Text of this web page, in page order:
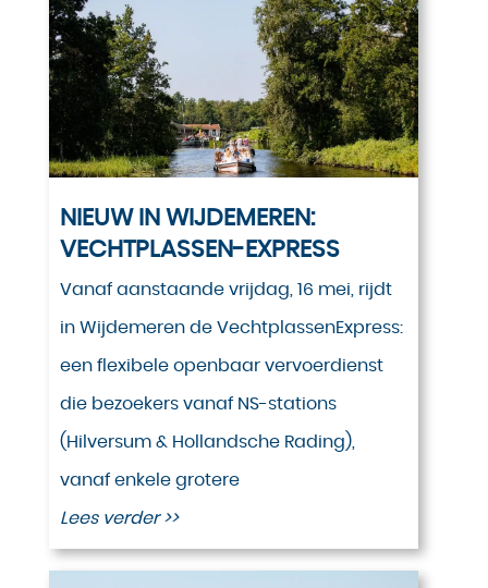
NIEUW IN WIJDEMEREN:
VECHTPLASSEN-EXPRESS
Vanaf aanstaande vrijdag, 16 mei, rijdt
in Wijdemeren de VechtplassenExpress:
een flexibele openbaar vervoerdienst
die bezoekers vanaf NS-stations
(Hilversum & Hollandsche Rading),
vanaf enkele grotere
Lees verder >>